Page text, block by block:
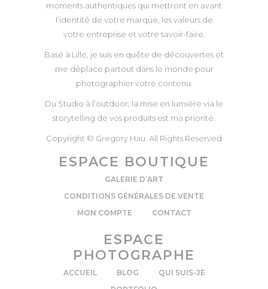
moments authentiques qui mettront en avant
l’identité de votre marque, les valeurs de
votre entreprise et votre savoir-faire.
Basé à Lille, je suis en quête de découvertes et
me déplace partout dans le monde pour
photographier votre contenu.
Du Studio à l’outdoor, la mise en lumière via le
storytelling de vos produits est ma priorité.
Copyright © Gregory Hau All Rights Reserved
ESPACE BOUTIQUE
GALERIE D’ART
CONDITIONS GÉNÉRALES DE VENTE
MON COMPTE
CONTACT
ESPACE
PHOTOGRAPHE
ACCUEIL BLOG
QUI SUIS-JE